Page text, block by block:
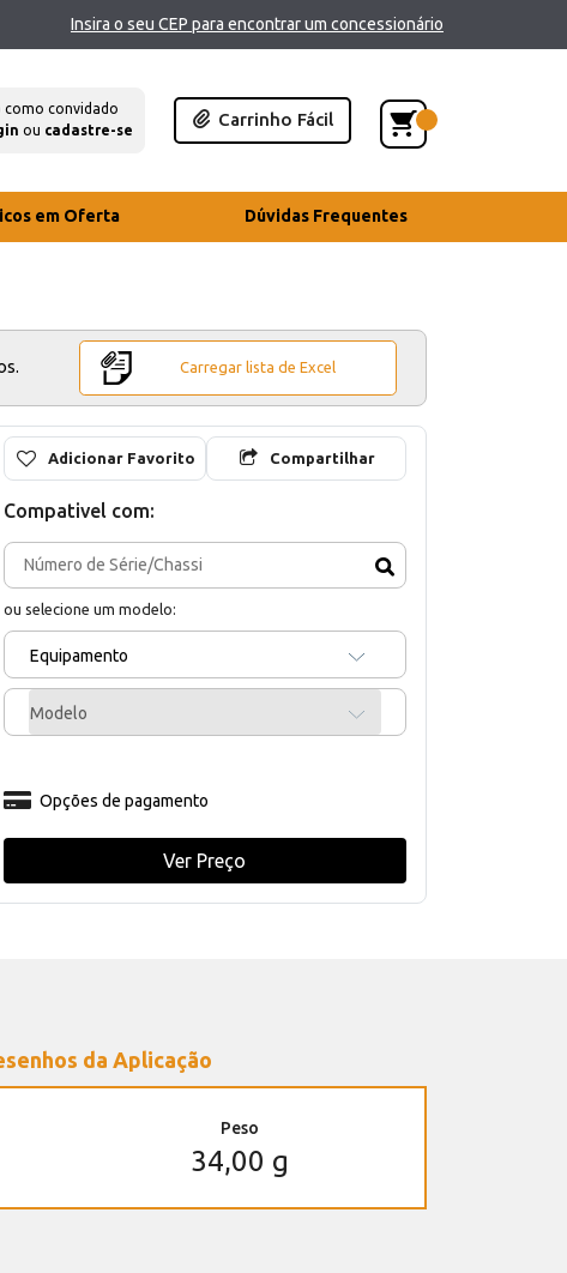
Insira o seu CEP para encontrar um concessionário
como convidado
ou cadastre-se
Carrinho Fácil
em Oferta Dúvidas Frequentes
Carregar lista de Excel
Adicionar Favorito Compartilhar
Compativel com:
ou selecione um modelo:
Equipamento
Modelo
Opções de pagamento
Ver Preço
da Aplicação
Peso
34,00 g